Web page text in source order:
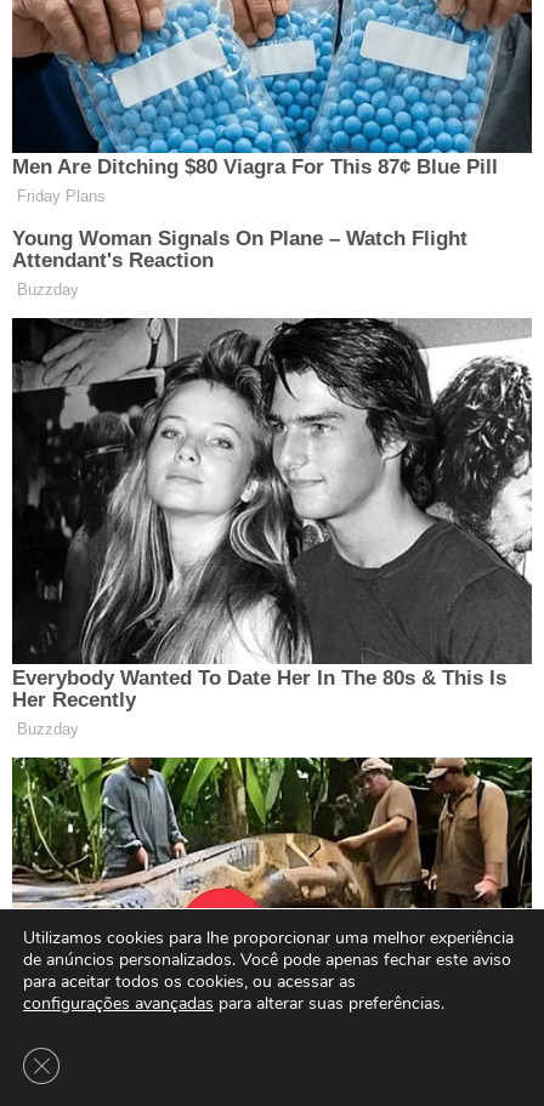
Utilizamos cookies para lhe proporcionar uma melhor experiência
de anúncios personalizados. Você pode apenas fechar este aviso
para aceitar todos os cookies, ou acessar as
configurações avançadas para alterar suas preferências.
Close GDPR Cookie Banner